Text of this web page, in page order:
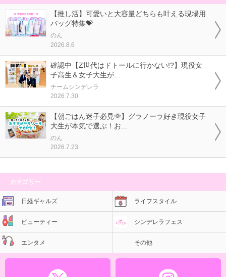
【推し活】可愛いと大容量どちらも叶える現場用
バッグ特集💝
のん
2026.8.6
確認中【Z世代はドトールに行かない!?】現役女
子高生＆女子大生が...
チームシンデレラ
2026.7.30
【朝ごはん迷子必見🌞】グラノーラ好き現役女子
大生が本気で選ぶ！お...
のん
2026.7.23
カテゴリー
日経ギャルズ ライフスタイル
ビューティー シンデレラフェス
エンタメ その他